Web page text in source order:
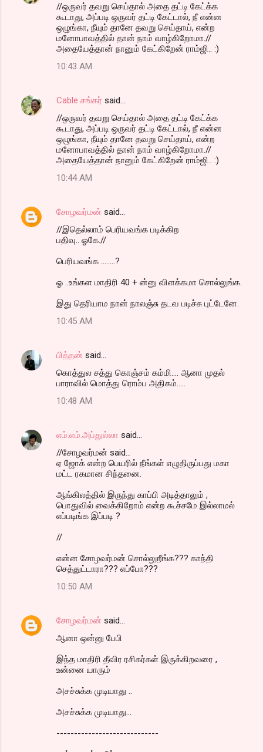
//ஒருவர் தவறு செய்தால் அதை தட்டி கேட்க்க
கூடாது, அப்படி ஒருவர் தட்டி கேட்டால், நீ என்ன
ஒழுங்கா, நீயும் தானே தவறு செய்தாய், என்ற
மனோபாவத்தில் தான் நாம் வாழ்கிறோமா.//
அதையேத்தான் நானும் கேட்கிறேன் ராம்ஜி.. :)
10:43 AM
Cable சங்கர் said…
//ஒருவர் தவறு செய்தால் அதை தட்டி கேட்க்க
கூடாது, அப்படி ஒருவர் தட்டி கேட்டால், நீ என்ன
ஒழுங்கா, நீயும் தானே தவறு செய்தாய், என்ற
மனோபாவத்தில் தான் நாம் வாழ்கிறோமா.//
அதையேத்தான் நானும் கேட்கிறேன் ராம்ஜி.. :)
10:44 AM
சோழவர்மன் said…
//இதெல்லாம் பெரியவங்க படிக்கிற
பதிவு.. ஓகே.//
பெரியவங்க ........?
ஓ ..உங்கள மாதிரி 40 + ன்னு விளக்கமா சொல்லுங்க.
இது தெரியாம நான் நாலஞ்சு தடவ படிச்சு புட்டேனே.
10:45 AM
பித்தன் said…
கொத்துல சத்து கொஞ்சம் கம்மி.... ஆனா முதல்
பாராவில் மொத்து ரொம்ப அதிகம்.....
10:48 AM
எம்.எம்.அப்துல்லா said…
//சோழவர்மன் said...
ஏ ஜோக் என்ற பெயரில் நீங்கள் எழுதிருப்பது மகா
மட்ட ரகமான சிந்தனை.
ஆங்கிலத்தில் இருந்து காப்பி அடித்தாலும் ,
பொதுவில் வைக்கிறோம் என்ற கூச்சமே இல்லாமல்
எப்படிங்க இப்படி ?
//
என்ன சோழவர்மன் சொல்லுறீங்க??? காந்தி
செத்துட்டாரா??? எப்போ???
10:50 AM
சோழவர்மன் said…
ஆனா ஒன்னு பேபி
இந்த மாதிரி தீவிர ரசிகர்கள் இருக்கிறவரை ,
உன்னை யாரும்
அசச்சுக்க முடியாது ..
அசச்சுக்க முடியாது...
-----------------------------